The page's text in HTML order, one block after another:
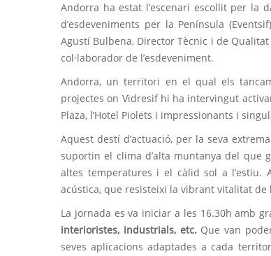
Andorra ha estat l’escenari escollit per la
d’esdeveniments per la Península
Agustí Bulbena, Director Tècnic i de
col·laborador de l’esdeveniment.
Andorra, un territori en el qual els
projectes on Vidresif hi ha intervingut
Plaza, l’Hotel Piolets i impressionants i
Aquest destí d’actuació, per la seva
suportin el clima d’alta muntanya del que
altes temperatures i el càlid sol a l’estiu.
acústica, que resisteixi la vibrant vitalitat
La jornada es va iniciar a les 16.30h amb
interioristes, industrials, etc. Que van
seves aplicacions adaptades a cada